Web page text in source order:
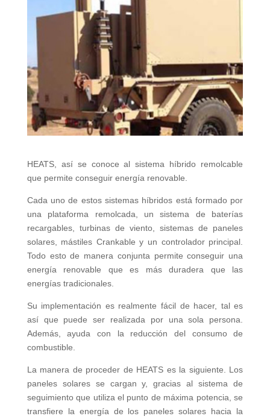
HEATS, así se conoce al sistema híbrido remolcable
que permite conseguir energía renovable.
Cada uno de estos sistemas híbridos está formado por
una plataforma remolcada, un sistema de baterías
recargables, turbinas de viento, sistemas de paneles
solares, mástiles Crankable y un controlador principal.
Todo esto de manera conjunta permite conseguir una
energía renovable que es más duradera que las
energías tradicionales.
Su implementación es realmente fácil de hacer, tal es
así que puede ser realizada por una sola persona.
Además, ayuda con la reducción del consumo de
combustible.
La manera de proceder de HEATS es la siguiente. Los
paneles solares se cargan y, gracias al sistema de
seguimiento que utiliza el punto de máxima potencia, se
transfiere la energía de los paneles solares hacia la